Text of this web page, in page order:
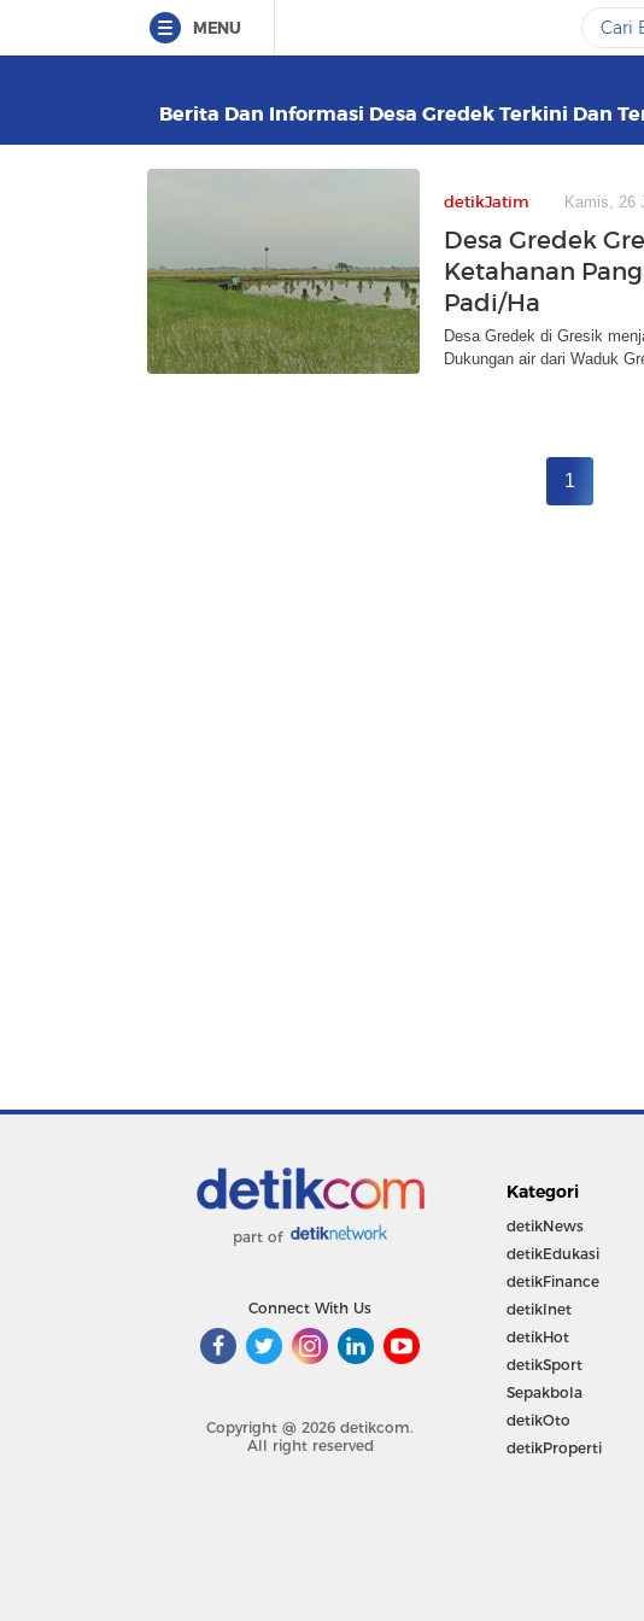
MENU
Berita Dan Informasi Desa Gredek Terkini Dan
detikJatim Kamis, 26
Desa Gredek
Ketahanan
Padi/Ha
Desa Gredek di Gresik
Dukungan air dari Waduk
1
part of
Connect With Us
Copyright @ 2026 detikcom.
All right reserved
Kategori
detikNews
detikEdukasi
detikFinance
detikInet
detikHot
detikSport
Sepakbola
detikOto
detikProperti